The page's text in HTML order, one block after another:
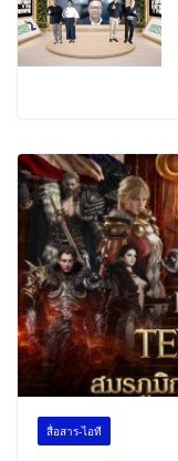
สื่อสาร-ไอที